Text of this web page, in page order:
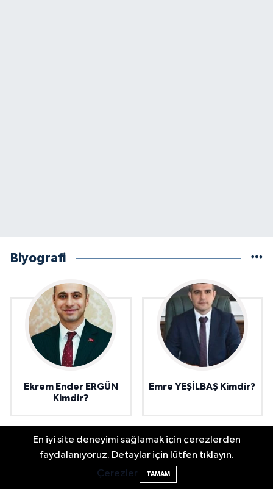
Biyografi
Ekrem Ender ERGÜN
Kimdir?
Emre YEŞİLBAŞ Kimdir?
En iyi site deneyimi sağlamak için çerezlerden
faydalanıyoruz. Detaylar için lütfen tıklayın.
Çerezler
TAMAM
Bartın'da nem oranı yüzde 100'e ulaştı